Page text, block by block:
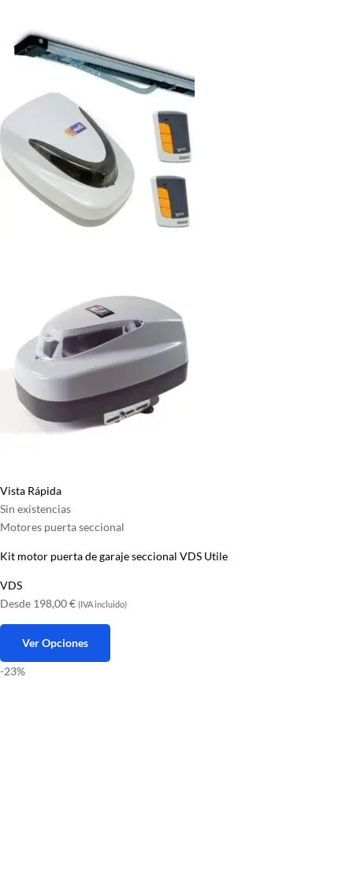
Vista Rápida
Sin existencias
Motores puerta seccional
Kit motor puerta de garaje seccional VDS Utile
VDS
Desde 198,00€ (IVA incluido)
Ver Opciones
Este
-23%